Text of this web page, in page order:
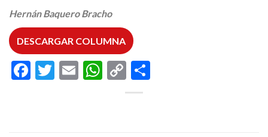
Hernán Baquero Bracho
DESCARGAR COLUMNA
Facebook
Twitter
EmailWhatsApp
Copy
Link